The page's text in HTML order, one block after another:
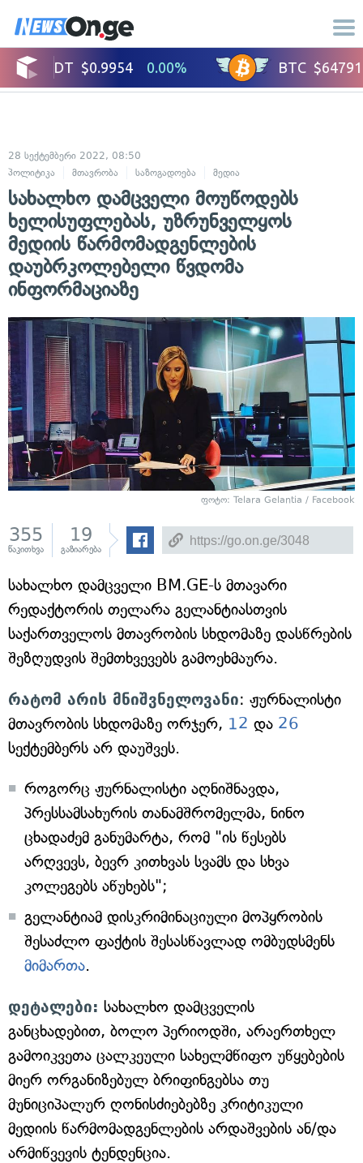
28 სექტემბერი 2022, 08:50
პოლიტიკა
მთავრობა საზოგადოება მედია
სახალხო დამცველი მოუწოდებს
ხელისუფლებას, უზრუნველყოს
მედიის წარმომადგენლების
დაუბრკოლებელი წვდომა
ინფორმაციაზე
ფოტო: Telara Gelantia / Facebook
355
წაკითხვა
19
გაზიარება
სახალხო დამცველი BM.GE-ს მთავარი
რედაქტორის თელარა გელანტიასთვის
საქართველოს მთავრობის სხდომაზე დასწრების
შეზღუდვის შემთხვევებს გამოეხმაურა.
რატომ არის მნიშვნელოვანი: ჟურნალისტი
მთავრობის სხდომაზე ორჯერ, 12 და 26
სექტემბერს არ დაუშვეს.
როგორც ჟურნალისტი აღნიშნავდა,
პრესსამსახურის თანამშრომელმა, ნინო
ცხადაძემ განუმარტა, რომ "ის წესებს
არღვევს, ბევრ კითხვას სვამს და სხვა
კოლეგებს აწუხებს";
გელანტიამ დისკრიმინაციული მოპყრობის
შესაძლო ფაქტის შესასწავლად ომბუდსმენს
მიმართა.
დეტალები: სახალხო დამცველის
განცხადებით, ბოლო პერიოდში, არაერთხელ
გამოიკვეთა ცალკეული სახელმწიფო უწყებების
მიერ ორგანიზებულ ბრიფინგებსა თუ
მუნიციპალურ ღონისძიებებზე კრიტიკული
მედიის წარმომადგენლების არდაშვების ან/და
არმიწვევის ტენდენცია.